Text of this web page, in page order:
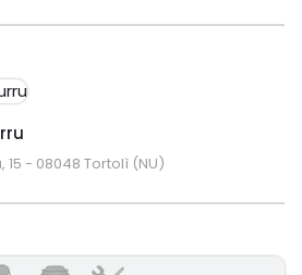
- 08048 Tortolì (NU)